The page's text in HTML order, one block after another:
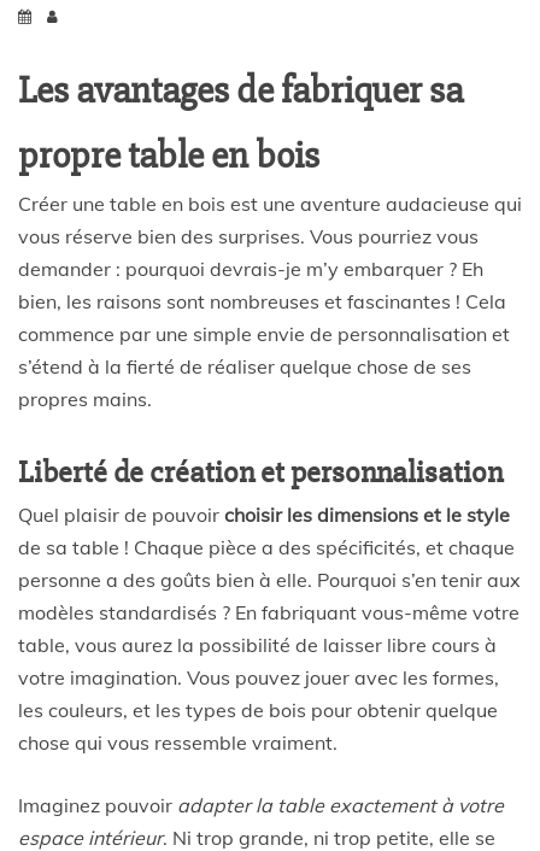
Les avantages de fabriquer sa
propre table en bois
Créer une table en bois est une aventure audacieuse qui
vous réserve bien des surprises. Vous pourriez vous
demander : pourquoi devrais-je m’y embarquer ? Eh
bien, les raisons sont nombreuses et fascinantes ! Cela
commence par une simple envie de personnalisation et
s’étend à la fierté de réaliser quelque chose de ses
propres mains.
Liberté de création et personnalisation
Quel plaisir de pouvoir choisir les dimensions et le style
de sa table ! Chaque pièce a des spécificités, et chaque
personne a des goûts bien à elle. Pourquoi s’en tenir aux
modèles standardisés ? En fabriquant vous-même votre
table, vous aurez la possibilité de laisser libre cours à
votre imagination. Vous pouvez jouer avec les formes,
les couleurs, et les types de bois pour obtenir quelque
chose qui vous ressemble vraiment.
Imaginez pouvoir adapter la table exactement à votre
espace intérieur. Ni trop grande, ni trop petite, elle se